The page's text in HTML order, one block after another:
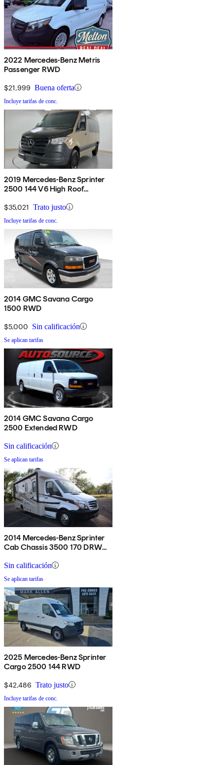
2022 Mercedes-Benz Metris
Passenger RWD
$21,999 Buena oferta
Incluye tarifas de conc.
2019 Mercedes-Benz Sprinter
2500 144 V6 High Roof
$35,021 Trato justo
Incluye tarifas de conc.
2014 GMC Savana Cargo
1500 RWD
$5,000 Sin calificación
Se aplican tarifas
2014 GMC Savana Cargo
2500 Extended RWD
Sin calificación
Se aplican tarifas
2014 Mercedes-Benz Sprinter
Cab Chassis 3500 170 DRW
Sin calificación
Se aplican tarifas
2025 Mercedes-Benz Sprinter
Cargo 2500 144 RWD
$42,486 Trato justo
Incluye tarifas de conc.